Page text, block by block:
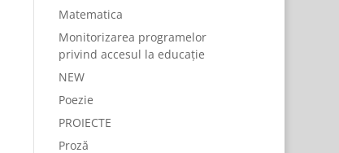
Matematica
Monitorizarea programelor
privind accesul la educație
NEW
Poezie
PROIECTE
Proză